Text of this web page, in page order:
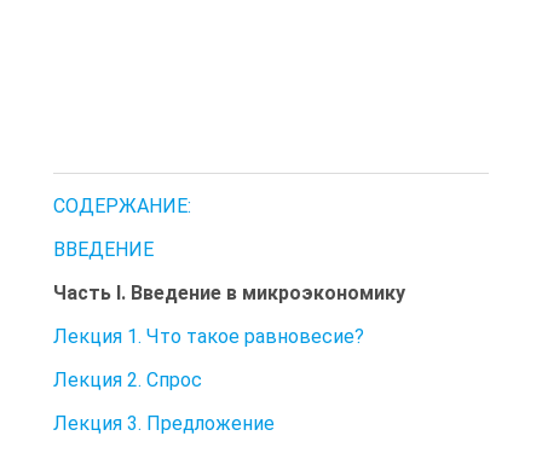
СОДЕРЖАНИЕ:
ВВЕДЕНИЕ
Часть I. Введение в микроэкономику
Лекция 1. Что такое равновесие?
Лекция 2. Спрос
Лекция 3. Предложение